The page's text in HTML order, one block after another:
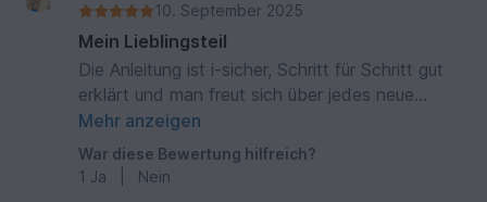
10. September 2025
Mein Lieblingsteil
Die Anleitung ist i-sicher, Schritt für Schritt gut
erklärt und man freut sich über jedes neue
Dreieck. Da ich es nicht ganz so schlabbrig mag
habe ich mir eine Schließe gekauft
Mehr anzeigen
War diese Bewertung hilfreich?
1 Ja Nein